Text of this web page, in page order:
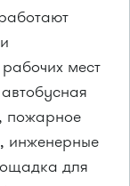
мест
пожарное
инженерные
для